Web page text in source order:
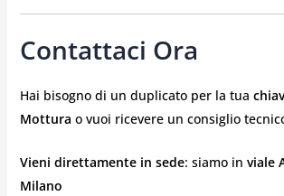
Contattaci Ora
Hai bisogno di un duplicato per la tua
Mottura o vuoi ricevere un consiglio
Vieni direttamente in sede: siamo in viale
Milano